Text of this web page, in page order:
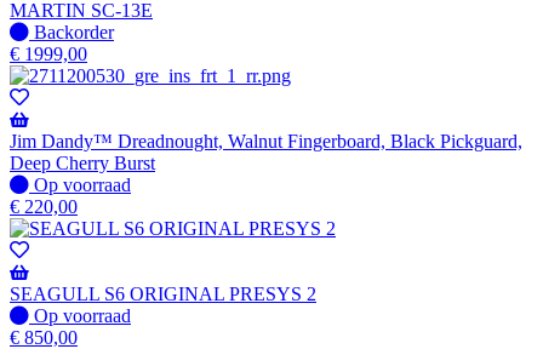
MARTIN SC-13E
Niet
op
voorraad
-
Wordt
verzonden
wanneer
beschikbaar
Backorder
€ 1999,00
Jim Dandy™ Dreadnought, Walnut Fingerboard, Black Pickguard,
Deep Cherry Burst
Op
voorraad
Op voorraad
€ 220,00
SEAGULL S6 ORIGINAL PRESYS 2
Op
voorraad
Op voorraad
€ 850,00